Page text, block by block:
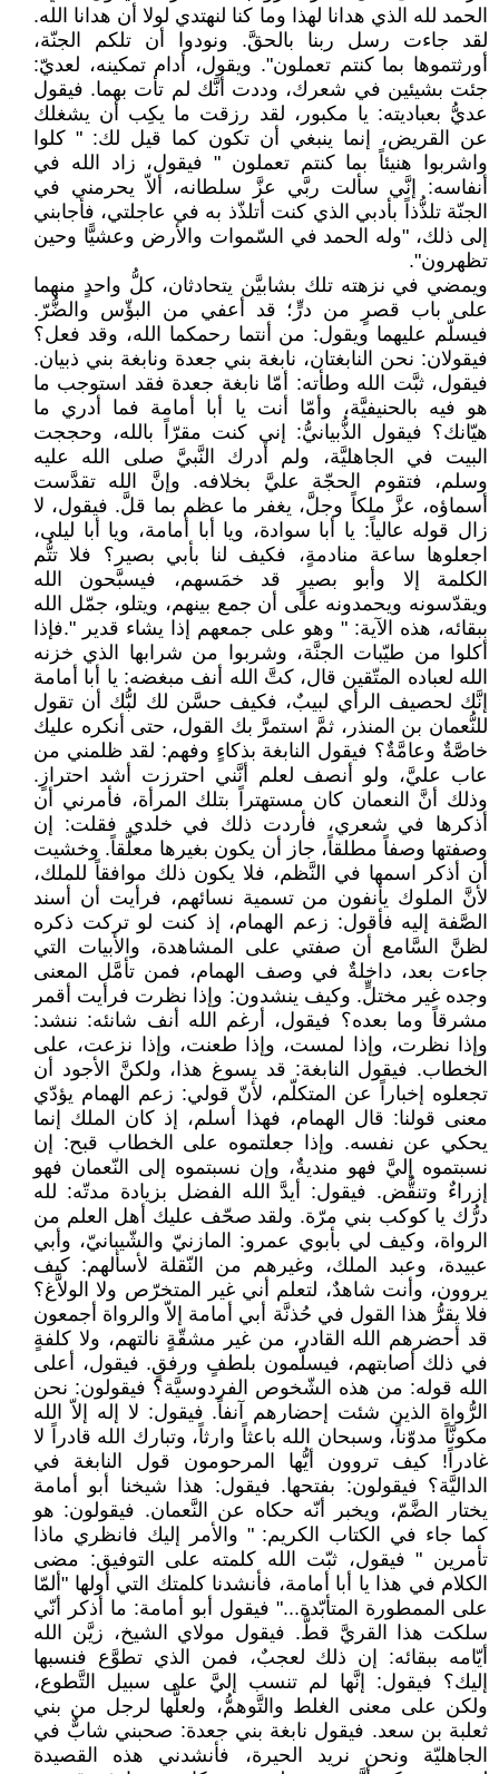
الحمد لله الذي هدانا لهذا وما كنا لنهتدي لولا أن هدانا الله.
لقد جاءت رسل ربنا بالحقَّ. ونودوا أن تلكم الجنّة،
أورثتموها بما كنتم تعملون". ويقول، أدام تمكينه، لعديّ:
جئت بشيئين في شعرك، وددت أنَّك لم تأت بهما. فيقول
عديُّ بعباديته: يا مكبور، لقد رزقت ما يكِب أن يشغلك
عن القريض، إنما ينبغي أن تكون كما قيل لك: " كلوا
واشربوا هنيئاً بما كنتم تعملون " فيقول، زاد الله في
أنفاسه: إنَّي سألت ربَّي عزَّ سلطانه، ألاّ يحرمني في
الجنّة تلذُّذاً بأدبي الذي كنت أتلذّذ به في عاجلتي، فأجابني
إلى ذلك، "وله الحمد في السّموات والأرض وعشيًّا وحين
تظهرون".
ويمضي في نزهته تلك بشابيَّن يتحادثان، كلُّ واحدٍ منهما
على باب قصرٍ من درٍّ؛ قد أعفي من البؤّس والضُّرّ.
فيسلّم عليهما ويقول: من أنتما رحمكما الله، وقد فعل؟
فيقولان: نحن النابغتان، نابغة بني جعدة ونابغة بني ذبيان.
فيقول، ثبَّت الله وطأته: أمّا نابغة جعدة فقد استوجب ما
هو فيه بالحنيفيَّة، وأمّا أنت يا أبا أمامة فما أدري ما
هيّانك؟ فيقول الذُّبيانيُّ: إني كنت مقرّاً بالله، وحججت
البيت في الجاهليَّة، ولم أدرك النَّبيَّ صلى الله عليه
وسلم، فتقوم الحجّة عليَّ بخلافه. وإنَّ الله تقدَّست
أسماؤه، عزَّ ملكاً وجلَّ، يغفر ما عظم بما قلَّ. فيقول، لا
زال قوله عالياً: يا أبا سوادة، ويا أبا أمامة، ويا أبا ليلى،
اجعلوها ساعة منادمةٍ، فكيف لنا بأبي بصير؟ فلا تتُّم
الكلمة إلا وأبو بصيرٍ قد خمَسهم، فيسبَّحون الله
ويقدّسونه ويحمدونه على أن جمع بينهم، ويتلو، جمّل الله
ببقائه، هذه الآية: " وهو على جمعهم إذا يشاء قدير ".فإذا
أكلوا من طيّبات الجنَّة، وشربوا من شرابها الذي خزنه
الله لعباده المتّقين قال، كتَّ الله أنف مبغضه: يا أبا أمامة
إنَّك لحصيف الرأي لبيبٌ، فكيف حسَّن لك لبُّك أن تقول
للنُّعمان بن المنذر، ثمَّ استمرَّ بك القول، حتى أنكره عليك
خاصَّةٌ وعامَّةٌ؟ فيقول النابغة بذكاءٍ وفهم: لقد ظلمني من
عاب عليَّ، ولو أنصف لعلم أنَّني احترزت أشد احترازٍ.
وذلك أنَّ النعمان كان مستهتراً بتلك المرأة، فأمرني أن
أذكرها في شعري، فأردت ذلك في خلدي فقلت: إن
وصفتها وصفاً مطلقاً، جاز أن يكون بغيرها معلَّقاً. وخشيت
أن أذكر اسمها في النَّظم، فلا يكون ذلك موافقاً للملك،
لأنَّ الملوك يأنفون من تسمية نسائهم، فرأيت أن أسند
الصَّفة إليه فأقول: زعم الهمام، إذ كنت لو تركت ذكره
لظنَّ السَّامع أن صفتي على المشاهدة، والأبيات التي
جاءت بعد، داخلةٌ في وصف الهمام، فمن تأمَّل المعنى
وجده غير مختلٍّ. وكيف ينشدون: وإذا نظرت فرأيت أقمر
مشرقاً وما بعده؟ فيقول، أرغم الله أنف شانئه: ننشد:
وإذا نظرت، وإذا لمست، وإذا طعنت، وإذا نزعت، على
الخطاب. فيقول النابغة: قد يسوغ هذا، ولكنَّ الأجود أن
تجعلوه إخباراً عن المتكلّم، لأنّ قولي: زعم الهمام يؤدّي
معنى قولنا: قال الهمام، فهذا أسلم، إذ كان الملك إنما
يحكي عن نفسه. وإذا جعلتموه على الخطاب قبح: إن
نسبتموه إليَّ فهو منديةٌ، وإن نسبتموه إلى النّعمان فهو
إزراءٌ وتنقُّض. فيقول: أيدَّ الله الفضل بزيادة مدتّه: لله
درُّك يا كوكب بني مرّة. ولقد صحّف عليك أهل العلم من
الرواة، وكيف لي بأبوي عمرو: المازنيّ والشّيبانيّ، وأبي
عبيدة، وعبد الملك، وغيرهم من النّقلة لأسألهم: كيف
يروون، وأنت شاهدٌ، لتعلم أني غير المتخرّص ولا الولاَّغ؟
فلا يقرُّ هذا القول في حُذنَّة أبي أمامة إلاّ والرواة أجمعون
قد أحضرهم الله القادر، من غير مشقّةٍ نالتهم، ولا كلفةٍ
في ذلك أصابتهم، فيسلّمون بلطفٍ ورفقٍ. فيقول، أعلى
الله قوله: من هذه الشّخوص الفردوسيَّة؟ فيقولون: نحن
الرُّواة الذين شئت إحضارهم آنفاً. فيقول: لا إله إلاّ الله
مكونَّاً مدوّناً، وسبحان الله باعثاً وارثاً، وتبارك الله قادراً لا
غادراً! كيف تروون أيُّها المرحومون قول النابغة في
الداليَّة؟ فيقولون: بفتحها. فيقول: هذا شيخنا أبو أمامة
يختار الضَّمّ، ويخبر أنّه حكاه عن النَّعمان. فيقولون: هو
كما جاء في الكتاب الكريم: " والأمر إليك فانظري ماذا
تأمرين " فيقول، ثبّت الله كلمته على التوفيق: مضى
الكلام في هذا يا أبا أمامة، فأنشدنا كلمتك التي أولها "ألمّا
على الممطورة المتأبّدة..." فيقول أبو أمامة: ما أذكر أنّي
سلكت هذا القريَّ قطُّ. فيقول مولاي الشيخ، زيَّن الله
أيّامه ببقائه: إن ذلك لعجبٌ، فمن الذي تطوَّع فنسبها
إليك؟ فيقول: إنَّها لم تنسب إليَّ على سبيل التَّطوع،
ولكن على معنى الغلط والتَّوهمُّ، ولعلَّها لرجل من بني
ثعلبة بن سعد. فيقول نابغة بني جعدة: صحبني شابٌّ في
الجاهليّة ونحن نريد الحيرة، فأنشدني هذه القصيدة